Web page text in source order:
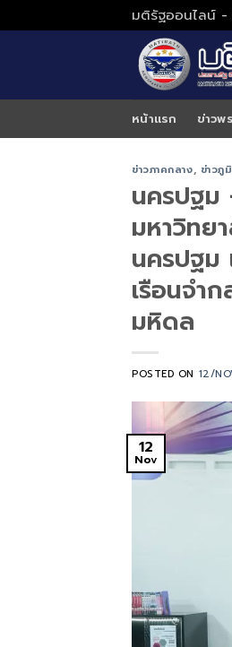
to
มติรัฐออนไลน์ -
หน้าแรก ข่าวพ
ข่าวภาคกลาง, ข่าวภู
นครปฐม
มหาวิทย
นครปฐม
เรือนจำ
มหิดล
POSTED ON 12/
12
Nov